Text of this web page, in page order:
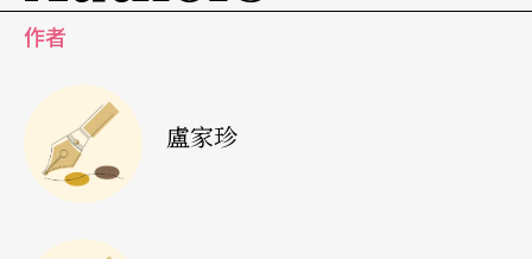
性，曲曲都是貝多芬的私密心情日記，饒富戲劇性
與電影感，藉由鋼琴家陳冠宇的詮釋，將帶給觀眾
精緻的心靈饗宴。此次陳冠宇特別挑選其中的四
作者
盧家珍